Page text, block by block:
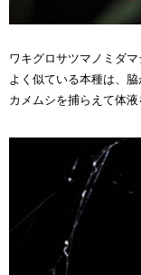
ワキグロサツマノミダマ
よく似ている本種は、
カメムシを捕らえて体液